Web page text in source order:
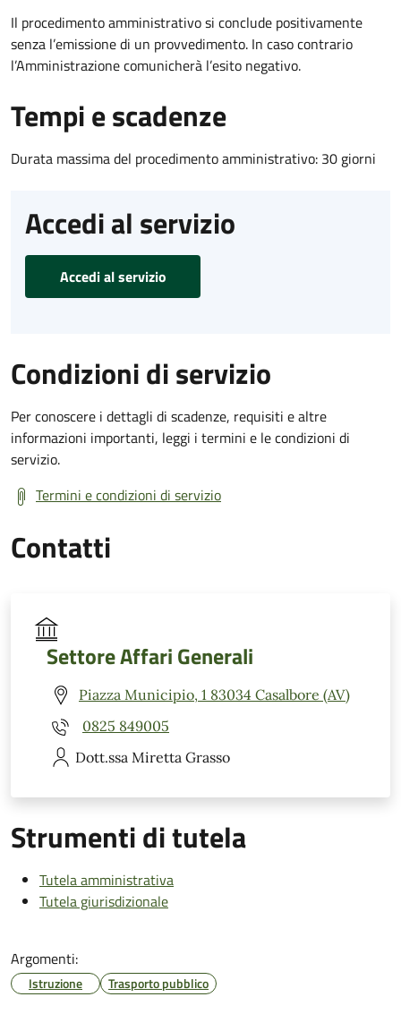
Il procedimento amministrativo si conclude positivamente
senza l’emissione di un provvedimento. In caso contrario
l’Amministrazione comunicherà l’esito negativo.
Tempi e scadenze
Durata massima del procedimento amministrativo: 30 giorni
Accedi al servizio
Accedi al servizio
Condizioni di servizio
Per conoscere i dettagli di scadenze, requisiti e altre
informazioni importanti, leggi i termini e le condizioni di
servizio.
Termini e condizioni di servizio
Contatti
Settore Affari Generali
Piazza Municipio, 1 83034 Casalbore (AV)
0825 849005
Dott.ssa Miretta Grasso
Strumenti di tutela
Tutela amministrativa
Tutela giurisdizionale
Argomenti:
Istruzione Trasporto pubblico